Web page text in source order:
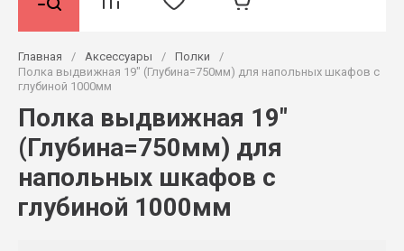
Главная / Аксессуары / Полки
/
Полка выдвижная 19" (Глубина=750мм) для напольных шкафов с
глубиной 1000мм
Полка выдвижная 19"
(Глубина=750мм) для
напольных шкафов с
глубиной 1000мм